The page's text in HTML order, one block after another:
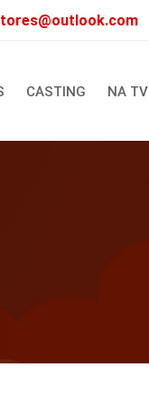
CASTING NA TV